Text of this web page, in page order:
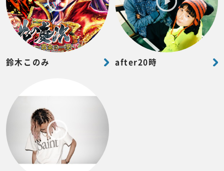
鈴木このみ after20時